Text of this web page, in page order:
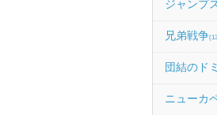
ジャンプ
兄弟戦争
団結のド
ニューカ